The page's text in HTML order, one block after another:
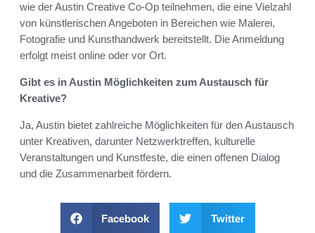
wie der Austin Creative Co-Op teilnehmen, die eine Vielzahl
von künstlerischen Angeboten in Bereichen wie Malerei,
Fotografie und Kunsthandwerk bereitstellt. Die Anmeldung
erfolgt meist online oder vor Ort.
Gibt es in Austin Möglichkeiten zum Austausch für
Kreative?
Ja, Austin bietet zahlreiche Möglichkeiten für den Austausch
unter Kreativen, darunter Netzwerktreffen, kulturelle
Veranstaltungen und Kunstfeste, die einen offenen Dialog
und die Zusammenarbeit fördern.
Facebook Twitter